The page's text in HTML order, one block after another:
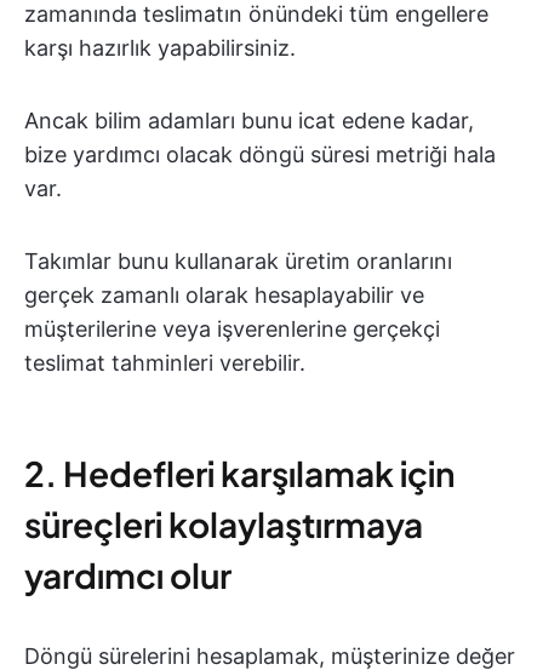
zamanında teslimatın önündeki tüm engellere
karşı hazırlık yapabilirsiniz.
Ancak bilim adamları bunu icat edene kadar,
bize yardımcı olacak döngü süresi metriği hala
var.
Takımlar bunu kullanarak üretim oranlarını
gerçek zamanlı olarak hesaplayabilir ve
müşterilerine veya işverenlerine gerçekçi
teslimat tahminleri verebilir.
2. Hedefleri karşılamak için
süreçleri kolaylaştırmaya
yardımcı olur
Döngü sürelerini hesaplamak, müşterinize değer